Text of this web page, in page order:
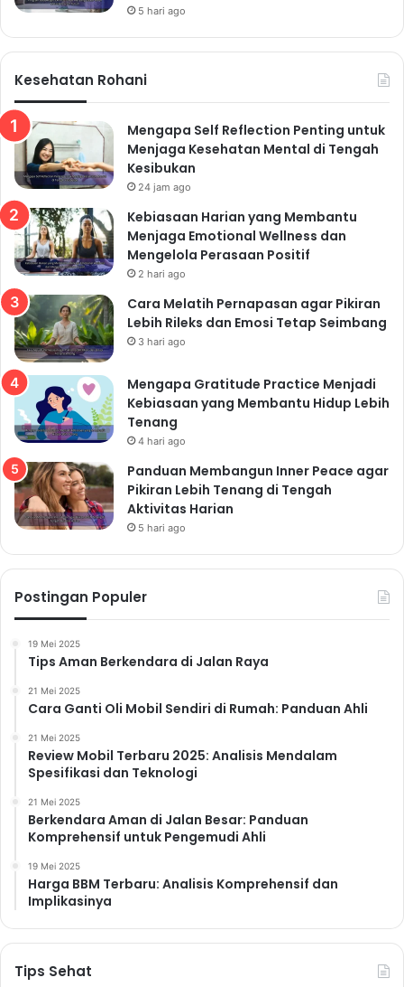
5 hari ago
Kesehatan Rohani
Mengapa Self Reflection Penting untuk
Menjaga Kesehatan Mental di Tengah
Kesibukan
24 jam ago
Kebiasaan Harian yang Membantu
Menjaga Emotional Wellness dan
Mengelola Perasaan Positif
2 hari ago
Cara Melatih Pernapasan agar Pikiran
Lebih Rileks dan Emosi Tetap Seimbang
3 hari ago
Mengapa Gratitude Practice Menjadi
Kebiasaan yang Membantu Hidup Lebih
Tenang
4 hari ago
Panduan Membangun Inner Peace agar
Pikiran Lebih Tenang di Tengah
Aktivitas Harian
5 hari ago
Postingan Populer
19 Mei 2025
Tips Aman Berkendara di Jalan Raya
21 Mei 2025
Cara Ganti Oli Mobil Sendiri di Rumah: Panduan Ahli
21 Mei 2025
Review Mobil Terbaru 2025: Analisis Mendalam
Spesifikasi dan Teknologi
21 Mei 2025
Berkendara Aman di Jalan Besar: Panduan
Komprehensif untuk Pengemudi Ahli
19 Mei 2025
Harga BBM Terbaru: Analisis Komprehensif dan
Implikasinya
Tips Sehat